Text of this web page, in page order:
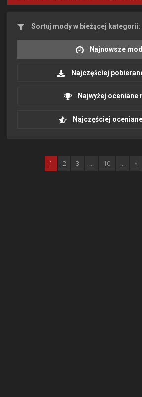
Sortuj mody w bieżącej kategorii:
Najnowsze
Najczęściej
Najwyżej oceniane
Najczęściej
1 2 3 ... 10 ... »